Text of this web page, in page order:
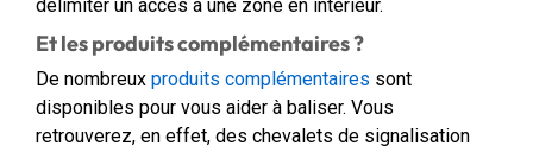
délimiter un accès à une zone en intérieur.
Et les produits complémentaires ?
De nombreux produits complémentaires sont
disponibles pour vous aider à baliser. Vous
retrouverez, en effet, des chevalets de signalisation